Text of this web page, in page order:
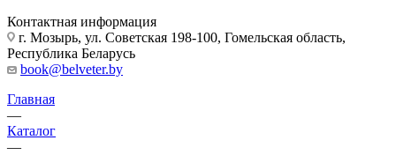
Контактная информация
г. Мозырь, ул. Советская 198-100, Гомельская область,
Республика Беларусь
book@belveter.by
Главная
—
Каталог
—